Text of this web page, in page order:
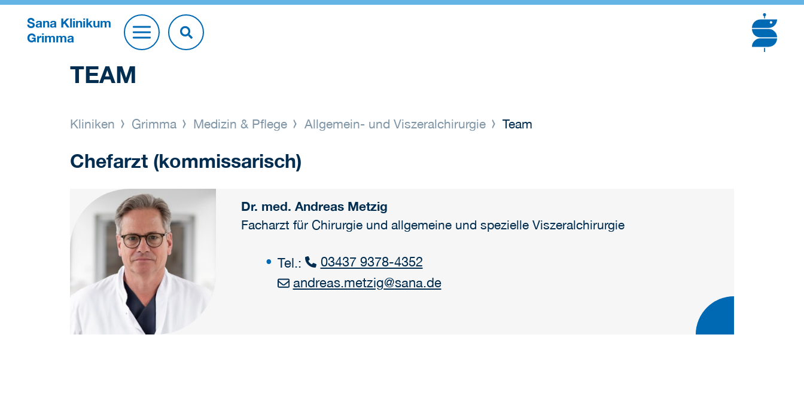
Sana Klinikum
Grimma
TEAM
Kliniken Grimma Medizin & Pflege Allgemein- und Viszeralchirurgie Team
Chefarzt (kommissarisch)
Dr. med. Andreas Metzig
Facharzt für Chirurgie und allgemeine und spezielle Viszeralchirurgie
Tel.:
03437 9378-4352
andreas.metzig@sana.de